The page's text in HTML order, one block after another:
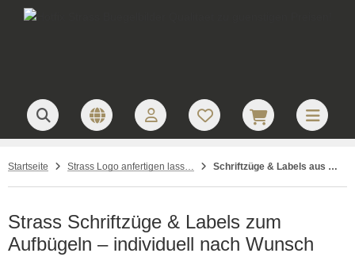
Startseite Strass Logo anfertigen lassen Schriftzüge & Labels aus Strass
Strass Schriftzüge & Labels zum
Aufbügeln – individuell nach Wunsch